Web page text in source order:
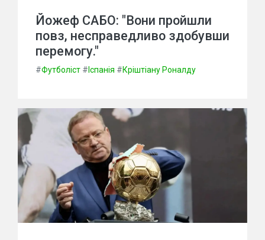
Йожеф САБО: "Вони пройшли
повз, несправедливо здобувши
перемогу."
#Футболіст # Іспанія #Кріштіану Роналду